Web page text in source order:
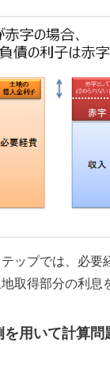
ップでは、必要
取得部分の利息
用いて計算問